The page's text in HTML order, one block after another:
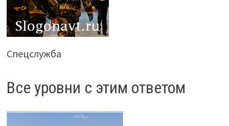
Спецслужба
Все уровни с этим ответом